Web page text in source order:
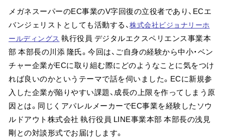
メガネスーパーのEC事業のV字回復の立役者であり、ECエ
バンジェリストとしても活動する、株式会社ビジョナリーホ
ールディングス 執行役員 デジタルエクスペリエンス事業本
部 本部長の川添 隆氏。今回は、ご自身の経験から中小・ベン
チャー企業がECに取り組む際にどのようなことに気をつけ
れば良いのかというテーマで話を伺いました。ECに新規参
入した企業が陥りやすい課題、成長の上限を作ってしまう原
因とは。同じくアパレルメーカーでEC事業を経験したソウ
ルドアウト株式会社 執行役員 LINE事業本部 本部長の浅見
剛との対談形式でお届けします。